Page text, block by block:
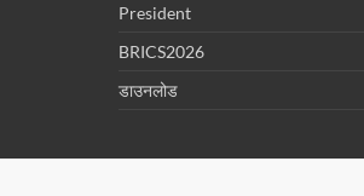
President
BRICS2026
डाउनलोड